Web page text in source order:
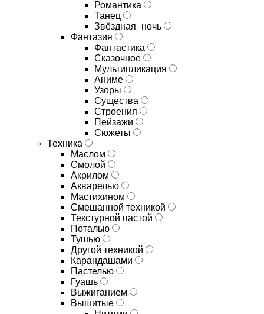
Романтика
Танец
Звёздная_ночь
Фантазия
Фантастика
Сказочное
Мультипликация
Аниме
Узоры
Существа
Строения
Пейзажи
Сюжеты
Техника
Маслом
Смолой
Акрилом
Акварелью
Мастихином
Смешанной техникой
Текстурной пастой
Поталью
Тушью
Другой техникой
Карандашами
Пастелью
Гуашь
Выжиганием
Вышитые